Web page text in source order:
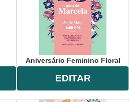
Aniversário Feminino Floral
EDITAR